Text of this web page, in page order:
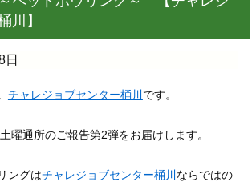
川】
日
チャレジョブセンター桶川 です。
曜通所のご報告第2弾をお届けします。
ングはチャレジョブセンター桶川 ならではの